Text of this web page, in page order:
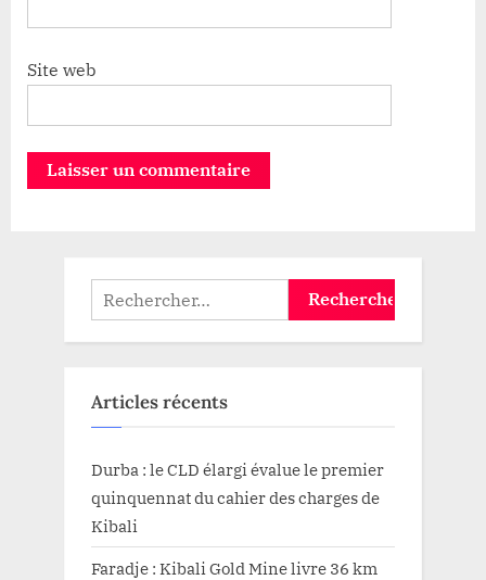
Site web
Rechercher :
Articles récents
Durba : le CLD élargi évalue le premier
quinquennat du cahier des charges de
Kibali
Faradje : Kibali Gold Mine livre 36 km